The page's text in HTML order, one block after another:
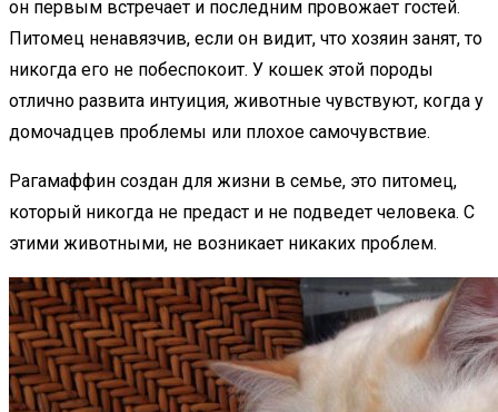
он первым встречает и последним провожает гостей.
Питомец ненавязчив, если он видит, что хозяин занят, то
никогда его не побеспокоит. У кошек этой породы
отлично развита интуиция, животные чувствуют, когда у
домочадцев проблемы или плохое самочувствие.
Рагамаффин создан для жизни в семье, это питомец,
который никогда не предаст и не подведет человека. С
этими животными, не возникает никаких проблем.